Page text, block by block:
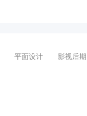
平面设计 影视后期